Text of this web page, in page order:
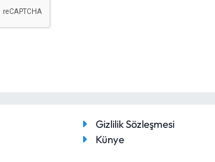
Gizlilik Sözleşmesi
Künye